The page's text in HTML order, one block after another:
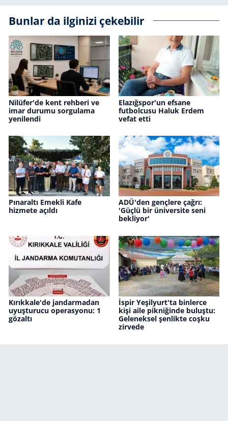
Bunlar da ilginizi çekebilir
Nilüfer'de kent rehberi ve
imar durumu sorgulama
yenilendi
Elazığspor'un efsane
futbolcusu Haluk Erdem
vefat etti
Pınaraltı Emekli Kafe
hizmete açıldı
ADÜ'den gençlere çağrı:
'Güçlü bir üniversite seni
bekliyor'
Kırıkkale'de jandarmadan
uyuşturucu operasyonu: 1
gözaltı
İspir Yeşilyurt'ta binlerce
kişi aile pikniğinde buluştu:
Geleneksel şenlikte coşku
zirvede